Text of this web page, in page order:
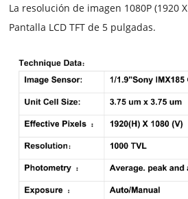
La resolución de imagen 1080P (1920
Pantalla LCD TFT de 5 pulgadas.